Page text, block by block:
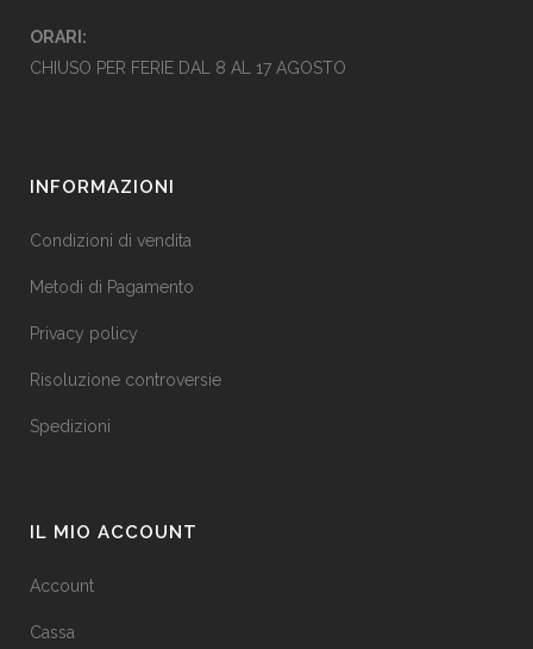
ORARI:
CHIUSO PER FERIE DAL 8 AL 17 AGOSTO
INFORMAZIONI
Condizioni di vendita
Metodi di Pagamento
Privacy policy
Risoluzione controversie
Spedizioni
IL MIO ACCOUNT
Account
Cassa